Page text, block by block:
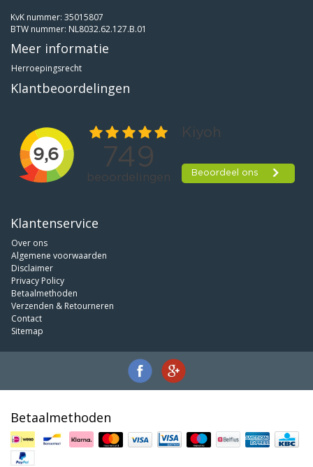
KvK nummer: 35015807
BTW nummer: NL8032.62.127.B.01
Meer informatie
Herroepingsrecht
Klantbeoordelingen
Klantenservice
Over ons
Algemene voorwaarden
Disclaimer
Privacy Policy
Betaalmethoden
Verzenden & Retourneren
Contact
Sitemap
Betaalmethoden